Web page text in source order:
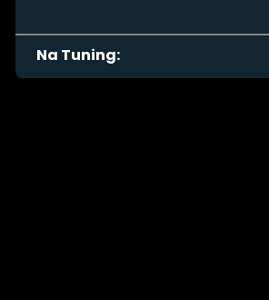
Na Tuning: